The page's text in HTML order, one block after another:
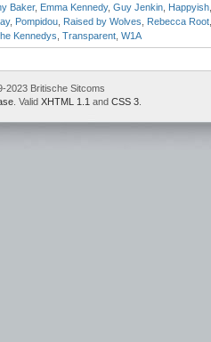
Baker, Emma Kennedy, Guy Jenkin Happyish
, Pompidou Raised by Wolves Rebecca Root
Kennedys Transparent W1A
2023 Britische Sitcoms
. Valid XHTML 1.1 and CSS 3